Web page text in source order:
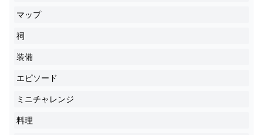
マップ
祠
装備
エピソード
ミニチャレンジ
料理